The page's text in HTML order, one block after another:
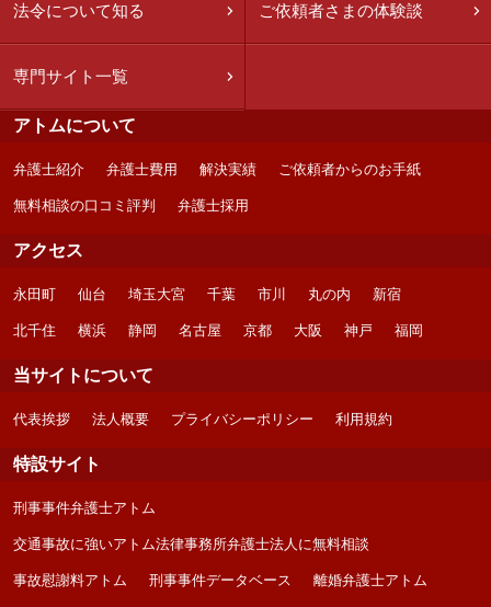
法令について知る ご依頼者さまの体験談
専門サイト一覧
アトムについて
弁護士紹介 弁護士費用 解決実績 ご依頼者からのお手紙
無料相談の口コミ評判 弁護士採用
アクセス
永田町 仙台 埼玉大宮 千葉 市川 丸の内 新宿
北千住 横浜 静岡 名古屋 京都 大阪 神戸 福岡
当サイトについて
代表挨拶 法人概要 プライバシーポリシー 利用規約
特設サイト
刑事事件弁護士アトム
交通事故に強いアトム法律事務所弁護士法人に無料相談
事故慰謝料アトム 刑事事件データベース 離婚弁護士アトム